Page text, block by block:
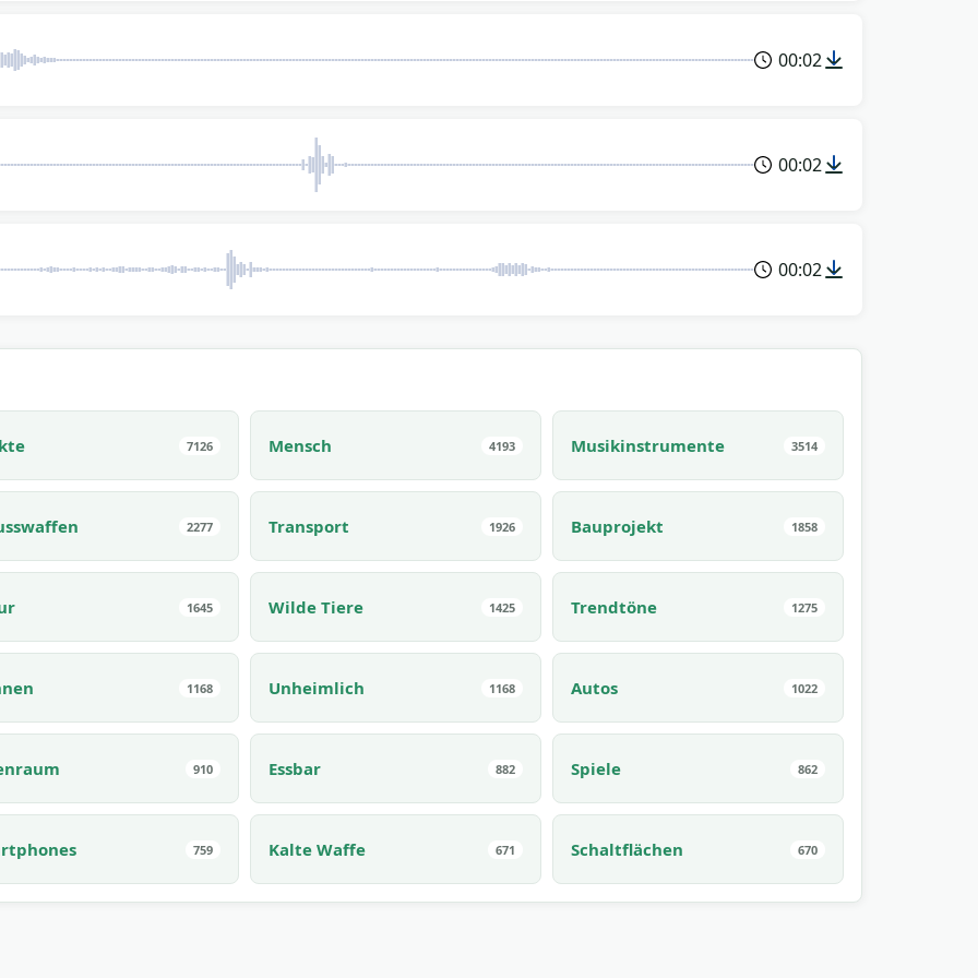
00:02
00:02
00:02
7126 Mensch 4193 Musikinstrumente 3514
2277 Transport 1926 Bauprojekt 1858
1645 Wilde Tiere 1425 Trendtöne 1275
1168 Unheimlich 1168 Autos 1022
910 Essbar 882 Spiele 862
759 Kalte Waffe 671 Schaltflächen 670